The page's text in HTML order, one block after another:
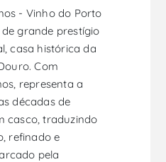
- Vinho do Porto
grande prestígio
casa histórica da
Com
representa a
décadas de
casco, traduzindo
refinado e
pela